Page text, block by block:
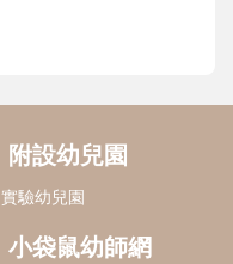
附設幼兒園
實驗幼兒園
小袋鼠幼師網